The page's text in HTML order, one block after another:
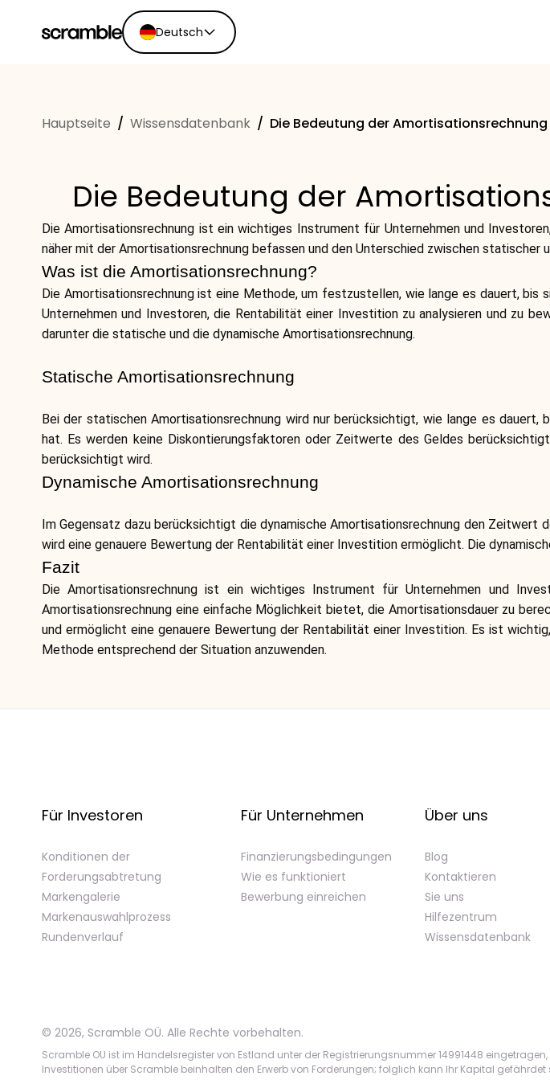
Deutsch
Español
Deutsch
Eesti keel
Hauptseite / Wissensdatenbank / Die Bedeutung der
Die Bedeutung der
Die Amortisationsrechnung ist ein wichtiges Instrument für Unternehmen und
näher mit der Amortisationsrechnung befassen und den Unterschied zwischen statischer
Was ist die Amortisationsrechnung?
Die Amortisationsrechnung ist eine Methode, um festzustellen, wie lange es dauert,
Unternehmen und Investoren, die Rentabilität einer Investition zu analysieren und zu
darunter die statische und die dynamische Amortisationsrechnung.
Statische Amortisationsrechnung
Bei der statischen Amortisationsrechnung wird nur berücksichtigt, wie lange es
hat. Es werden keine Diskontierungsfaktoren oder Zeitwerte des Geldes
berücksichtigt wird.
Dynamische Amortisationsrechnung
Im Gegensatz dazu berücksichtigt die dynamische Amortisationsrechnung den
wird eine genauere Bewertung der Rentabilität einer Investition ermöglicht. Die
Fazit
Die Amortisationsrechnung ist ein wichtiges Instrument für Unternehmen und
Amortisationsrechnung eine einfache Möglichkeit bietet, die Amortisationsdauer zu
und ermöglicht eine genauere Bewertung der Rentabilität einer Investition. Es ist
Methode entsprechend der Situation anzuwenden.
Für Investoren
Konditionen der
Forderungsabtretung
Markengalerie
Markenauswahlprozess
Rundenverlauf
Für Unternehmen
Finanzierungsbedingungen
Wie es funktioniert
Bewerbung einreichen
Über uns
Blog
Kontaktieren
Sie uns
Hilfezentrum
Wissensdatenbank
© 2026, Scramble OÜ. Alle Rechte vorbehalten.
Scramble OU ist im Handelsregister von Estland unter der Registrierungsnummer 14991448
Investitionen über Scramble beinhalten den Erwerb von Forderungen; folglich kann Ihr Kapital